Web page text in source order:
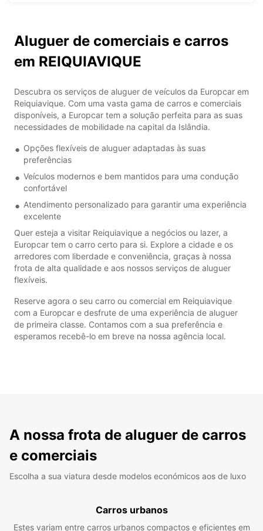
Aluguer de comerciais e carros
em REIQUIAVIQUE
Descubra os serviços de aluguer de veículos da Europcar em
Reiquiavique. Com uma vasta gama de carros e comerciais
disponíveis, a Europcar tem a solução perfeita para as suas
necessidades de mobilidade na capital da Islândia.
Opções flexíveis de aluguer adaptadas às suas
preferências
Veículos modernos e bem mantidos para uma condução
confortável
Atendimento personalizado para garantir uma experiência
excelente
Quer esteja a visitar Reiquiavique a negócios ou lazer, a
Europcar tem o carro certo para si. Explore a cidade e os
arredores com liberdade e conveniência, graças à nossa
frota de alta qualidade e aos nossos serviços de aluguer
flexíveis.
Reserve agora o seu carro ou comercial em Reiquiavique
com a Europcar e desfrute de uma experiência de aluguer
de primeira classe. Contamos com a sua preferência e
esperamos recebê-lo em breve na nossa agência local.
A nossa frota de aluguer de carros
e comerciais
Escolha a sua viatura desde modelos económicos aos de luxo
Carros urbanos
Estes variam entre carros urbanos compactos e eficientes em